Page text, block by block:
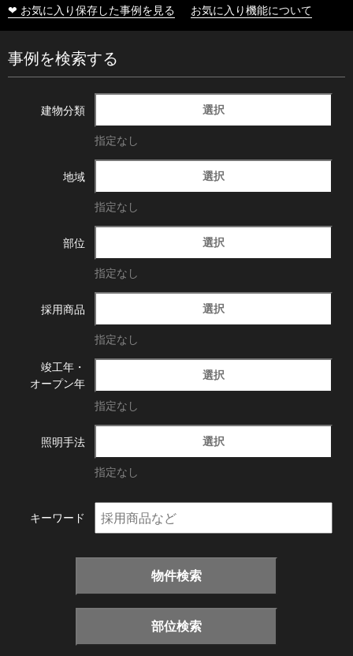
❤ お気に入り保存した事例を見る お気に入り機能について
事例を検索する
建物分類 選択
指定なし
地域 選択
指定なし
部位 選択
指定なし
採用商品 選択
指定なし
竣工年・
オープン年
選択
指定なし
照明手法 選択
指定なし
キーワード
物件検索
部位検索